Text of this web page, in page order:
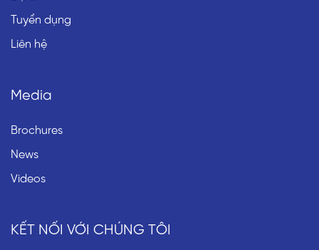
Tuyển dụng
Liên hệ
Media
Brochures
News
Videos
KẾT NỐI VỚI CHÚNG TÔI